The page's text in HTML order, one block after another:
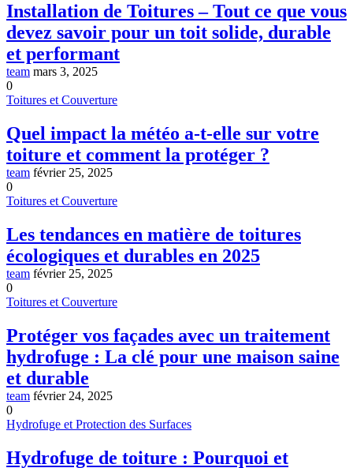
Installation de Toitures – Tout ce que vous
devez savoir pour un toit solide, durable
et performant
team mars 3, 2025
0
Toitures et Couverture
Quel impact la météo a-t-elle sur votre
toiture et comment la protéger ?
team février 25, 2025
0
Toitures et Couverture
Les tendances en matière de toitures
écologiques et durables en 2025
team février 25, 2025
0
Toitures et Couverture
Protéger vos façades avec un traitement
hydrofuge : La clé pour une maison saine
et durable
team février 24, 2025
0
Hydrofuge et Protection des Surfaces
Hydrofuge de toiture : Pourquoi et